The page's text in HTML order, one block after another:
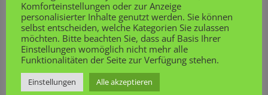
Schülerbereich
Termine
Neubrandenburg,
Klasse
9
Die Schüler der 9. Klasse nehmen an diesem Tag an
einer Veranstaltung zur Berufsberatung in
Komforteinstellungen oder zur Anzeige
personalisierter Inhalte genutzt werden. Sie können
selbst entscheiden, welche Kategorien Sie zulassen
möchten. Bitte beachten Sie, dass auf Basis Ihrer
Einstellungen womöglich nicht mehr alle
Funktionalitäten der Seite zur Verfügung stehen.
Einstellungen Alle akzeptieren